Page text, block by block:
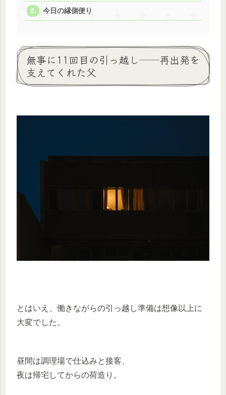
今日の縁側便り
無事に11回目の引っ越し──再出発を
支えてくれた父
とはいえ、働きながらの引っ越し準備は想像以上に
大変でした。
昼間は調理場で仕込みと接客、
夜は帰宅してからの荷造り。